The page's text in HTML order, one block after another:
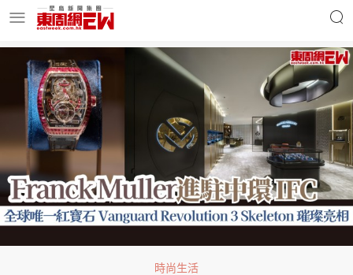
明星名人 時事財經
東周Ladies 優享生活
東周食玩通 會員活動
時尚生活